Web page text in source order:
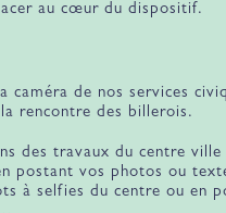
au cœur du dispositif.
caméra de nos services
rencontre des billerois.
des travaux du centre ville
postant vos photos ou
à selfies du centre ou en